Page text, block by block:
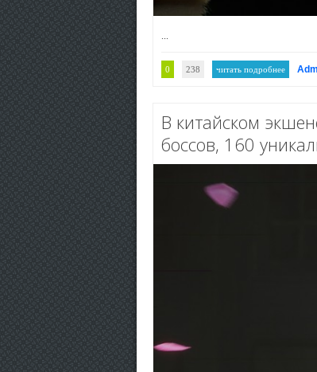
...
0 238 читать подробнее Adm
В китайском
боссов, 160